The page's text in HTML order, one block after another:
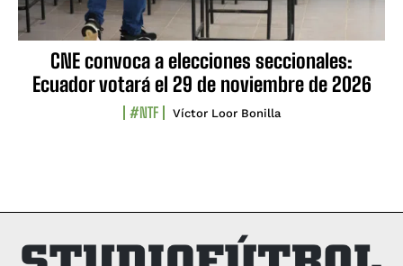
CNE convoca a elecciones seccionales:
Ecuador votará el 29 de noviembre de 2026
#NTF Víctor Loor Bonilla